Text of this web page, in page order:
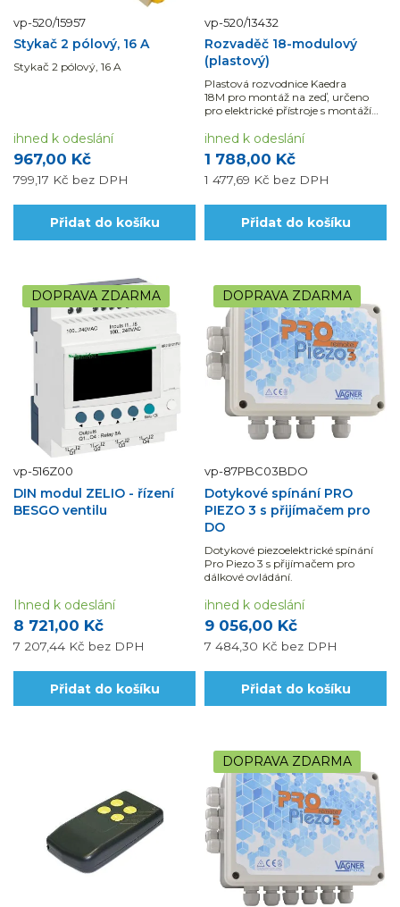
vp-520/15957
Stykač 2 pólový, 16 A
Stykač 2 pólový, 16 A
967,00 Kč
799,17 Kč bez DPH
ihned k odeslání
Přidat do košíku
vp-520/13432
Rozvaděč 18-modulový
(plastový)
Plastová rozvodnice Kaedra
18M pro montáž na zeď, určeno
pro elektrické přístroje s montáží
1 788,00 Kč
1 477,69 Kč bez DPH
ihned k odeslání
Přidat do košíku
DOPRAVA ZDARMA
vp-516Z00
DIN modul ZELIO - řízení
BESGO ventilu
8 721,00 Kč
7 207,44 Kč bez DPH
Ihned k odeslání
Přidat do košíku
DOPRAVA ZDARMA
vp-87PBC03BDO
Dotykové spínání PRO
PIEZO 3 s přijímačem pro
DO
Dotykové piezoelektrické spínání
Pro Piezo 3 s přijímačem pro
dálkové ovládání.
9 056,00 Kč
7 484,30 Kč bez DPH
ihned k odeslání
Přidat do košíku
DOPRAVA ZDARMA